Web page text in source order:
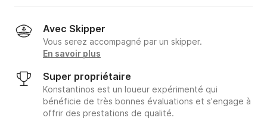
Avec Skipper
Vous serez accompagné par un skipper.
En savoir plus
Super propriétaire
Konstantinos est un loueur expérimenté qui
bénéficie de très bonnes évaluations et s'engage à
offrir des prestations de qualité.